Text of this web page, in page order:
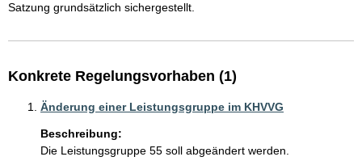
Satzung grundsätzlich sichergestellt.
Konkrete Regelungsvorhaben (1)
Änderung einer Leistungsgruppe im KHVVG
Beschreibung:
Die Leistungsgruppe 55 soll abgeändert werden.